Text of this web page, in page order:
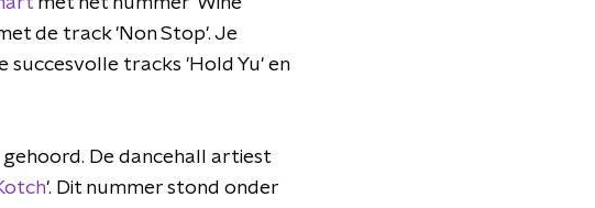
de track 'Non Stop'. Je
succesvolle tracks 'Hold Yu' en
gehoord. De dancehall artiest
'. Dit nummer stond onder